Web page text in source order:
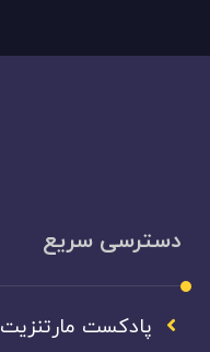
دسترسی سریع
پادکست مارتنزیت